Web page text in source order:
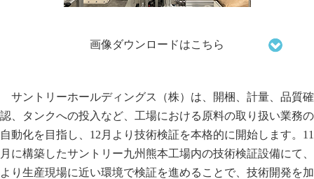
画像ダウンロードはこちら
サントリーホールディングス（株）は、開梱、計量、品質確
認、タンクへの投入など、工場における原料の取り扱い業務の
自動化を目指し、12月より技術検証を本格的に開始します。11
月に構築したサントリー九州熊本工場内の技術検証設備にて、
より生産現場に近い環境で検証を進めることで、技術開発を加